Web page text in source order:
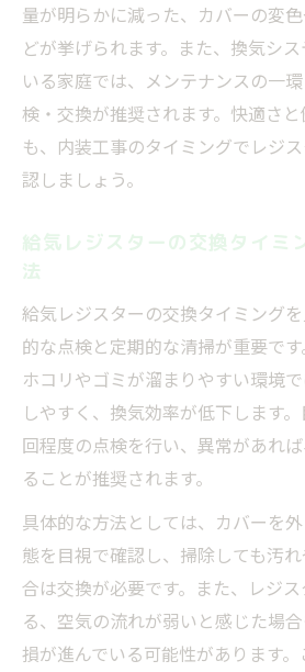
量が明らかに減った、カバーの変
どが挙げられます。また、換気シ
いる家庭では、メンテナンスの一
検・交換が推奨されます。快適さ
も、内装工事のタイミングでレジ
認しましょう。
給気レジスターの交換タイミ
法
給気レジスターの交換タイミング
的な点検と定期的な清掃が重要で
ホコリやゴミが溜まりやすい環境
しやすく、換気効率が低下します
回程度の点検を行い、異常があれ
ることが推奨されます。
具体的な方法としては、カバーを
態を目視で確認し、掃除しても汚
合は交換が必要です。また、レジ
る、空気の流れが弱いと感じた場
損が進んでいる可能性があります